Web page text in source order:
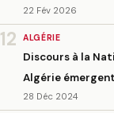
22 Fév 2026
12 ALGÉRIE
Discours à la
Algérie
28 Déc 2024